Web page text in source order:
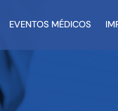
EVENTOS MÉDICOS